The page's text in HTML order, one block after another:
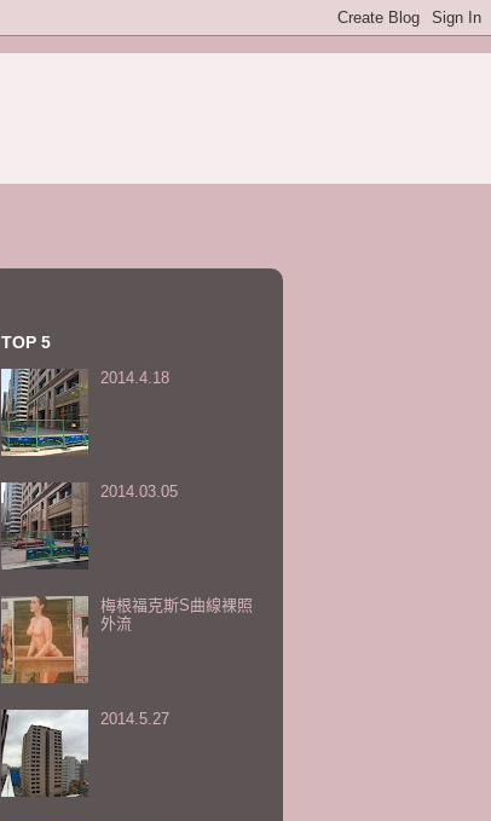
TOP 5
2014.4.18
2014.03.05
梅根福克斯S曲線裸照
外流
2014.5.27